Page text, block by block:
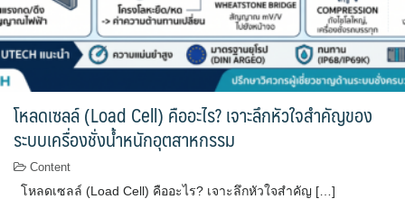
โหลดเซลล์ (Load Cell) คืออะไร? เจาะลึกหัวใจสำคัญของ
ระบบเครื่องชั่งน้ำหนักอุตสาหกรรม
Content
โหลดเซลล์ (Load Cell) คืออะไร? เจาะลึกหัวใจสำคัญ […]